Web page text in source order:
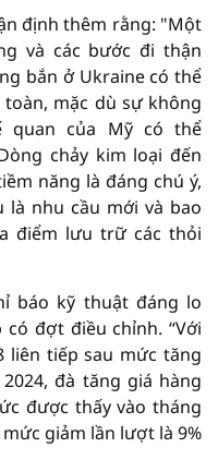
định thêm rằng: "Một
và các bước đi thận
bắn ở Ukraine có thể
mặc dù sự không
quan của Mỹ có thể
chảy kim loại đến
năng là đáng chú ý,
nhu cầu mới và bao
điểm lưu trữ các thỏi
báo kỹ thuật đáng lo
đợt điều chỉnh. “Với
tiếp sau mức tăng
đà tăng giá hàng
được thấy vào tháng
giảm lần lượt là 9%